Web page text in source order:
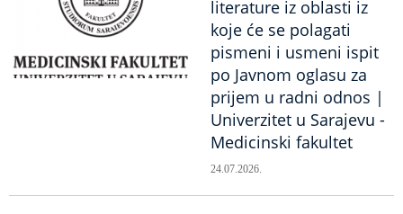
literature iz oblasti iz
koje će se polagati
pismeni i usmeni ispit
po Javnom oglasu za
prijem u radni odnos |
Univerzitet u Sarajevu -
Medicinski fakultet
24.07.2026.